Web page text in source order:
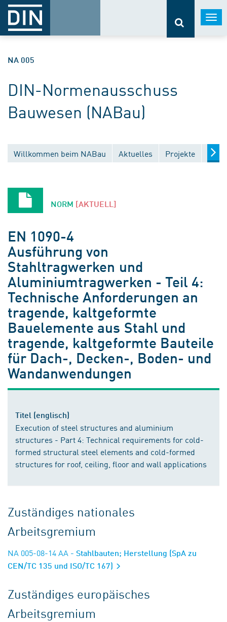
NA 005
DIN-Normenausschuss
Bauwesen (NABau)
Willkommen beim NABau Aktuelles Projekte
NORM [AKTUELL]
EN 1090-4
Ausführung von
Stahltragwerken und
Aluminiumtragwerken - Teil 4:
Technische Anforderungen an
tragende, kaltgeformte
Bauelemente aus Stahl und
tragende, kaltgeformte Bauteile
für Dach-, Decken-, Boden- und
Wandanwendungen
Titel (englisch)
Execution of steel structures and aluminium
structures - Part 4: Technical requirements for cold-
formed structural steel elements and cold-formed
structures for roof, ceiling, floor and wall applications
Zuständiges nationales
Arbeitsgremium
NA 005-08-14 AA - Stahlbauten; Herstellung (SpA zu
CEN/TC 135 und ISO/TC 167)
Zuständiges europäisches
Arbeitsgremium